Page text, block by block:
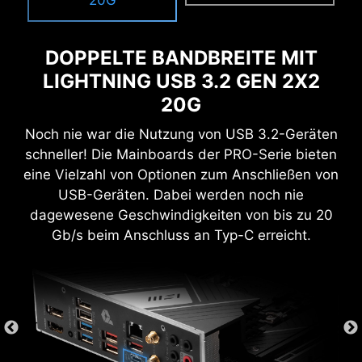
DOPPELTE BANDBREITE MIT
LIGHTNING USB 3.2 GEN 2X2
20G
Noch nie war die Nutzung von USB 3.2-Geräten
schneller! Die Mainboards der PRO-Serie bieten
eine Vielzahl von Optionen zum Anschließen von
USB-Geräten. Dabei werden noch nie
dagewesene Geschwindigkeiten von bis zu 20
Gb/s beim Anschluss an Typ-C erreicht.
der oberen rechten Ecke ermöglicht es dir,
Alle MSI PRO-Mainboards verfügen über eine
Sicherheitsfunktion im BIOS, um private Dateien
zu schützen, egal ob es sich um geschäftliche
oder alltägliche Nutzung handelt.
Sicherheitsstandard, der
sicherstellt, dass ein Gerät nur
Software startet, die als
vertrauenswürdig gilt. Wenn der PC